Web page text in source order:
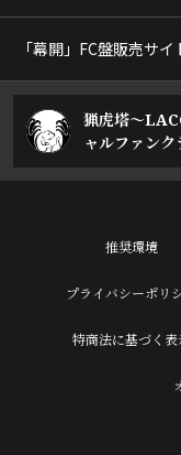
「幕開」FC盤販売サイ
猟虎塔～
ャルファンク
推奨環境
プライバシーポリ
特商法に基づく表